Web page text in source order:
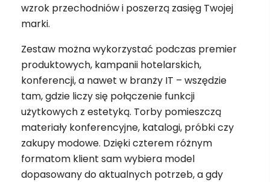
wzrok przechodniów i poszerzą zasięg Twojej
marki.
Zestaw można wykorzystać podczas premier
produktowych, kampanii hotelarskich,
konferencji, a nawet w branży IT – wszędzie
tam, gdzie liczy się połączenie funkcji
użytkowych z estetyką. Torby pomieszczą
materiały konferencyjne, katalogi, próbki czy
zakupy modowe. Dzięki czterem różnym
formatom klient sam wybiera model
dopasowany do aktualnych potrzeb, a gdy